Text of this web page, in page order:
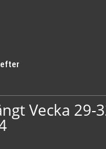
efter
Vecka